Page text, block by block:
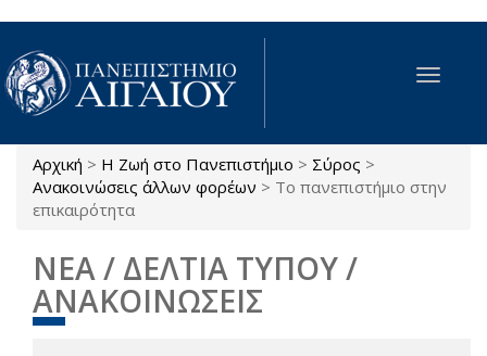
Παράκαμψη προς το κυρίως περιεχόμενο
Toggle
Είστε εδώ
Αρχική > Η Ζωή στο Πανεπιστήμιο > Σύρος >
Ανακοινώσεις άλλων φορέων > Το πανεπιστήμιο στην
επικαιρότητα
ΝΕΑ / ΔΕΛΤΙΑ ΤΥΠΟΥ /
ΑΝΑΚΟΙΝΩΣΕΙΣ